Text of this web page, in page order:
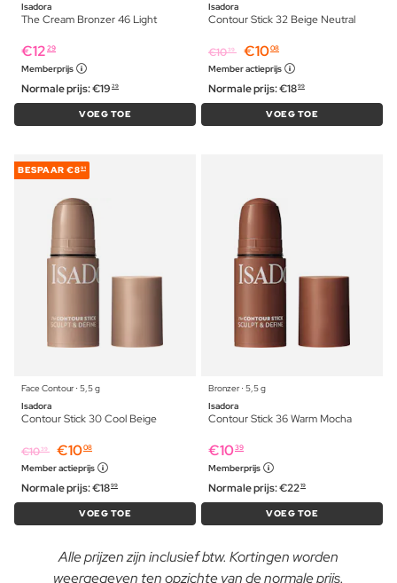
Isadora
The Cream Bronzer 46 Light
€12 29
Memberprijs
Normale prijs:€19 29
VOEG TOE
Isadora
Contour Stick 32 Beige Neutral
€1039 €1008
Member actieprijs
Normale prijs:€1899
VOEG TOE
BESPAAR €891
Face Contour ⋅ 5,5 g
Isadora
Contour Stick 30 Cool Beige
€1039 €1008
Member actieprijs
Normale prijs:€1899
VOEG TOE
Bronzer ⋅ 5,5 g
Isadora
Contour Stick 36 Warm Mocha
€1039
Memberprijs
Normale prijs:€2219
VOEG TOE
Alle prijzen zijn inclusief btw. Kortingen worden
weergegeven ten opzichte van de normale prijs.